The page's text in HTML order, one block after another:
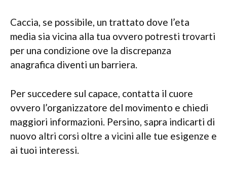
Caccia, se possibile, un trattato dove l’eta
media sia vicina alla tua ovvero potresti trovarti
per una condizione ove la discrepanza
anagrafica diventi un barriera.
Per succedere sul capace, contatta il cuore
ovvero l’organizzatore del movimento e chiedi
maggiori informazioni. Persino, sapra indicarti di
nuovo altri corsi oltre a vicini alle tue esigenze e
ai tuoi interessi.